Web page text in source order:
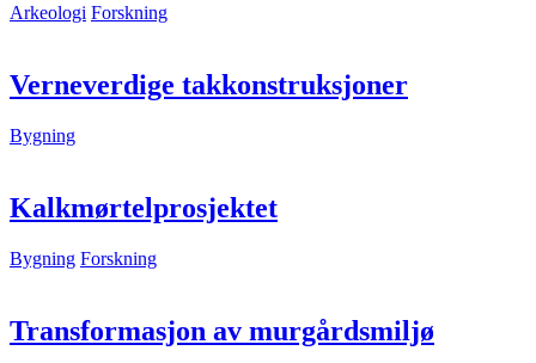
Arkeologi Forskning
Verneverdige takkonstruksjoner
Bygning
Kalkmørtelprosjektet
Bygning Forskning
Transformasjon av murgårdsmiljø